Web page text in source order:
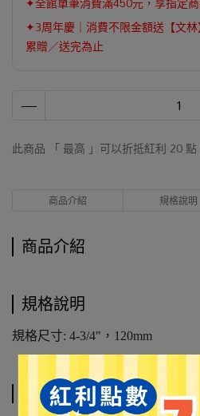
✦3周年慶｜消費不限金額送【文
累贈／送完為止
此商品 「 最高 」可以折抵紅利 20
商品介紹 規格說明
商品介紹
規格說明
規格尺寸: 4-3/4"，120mm
運送方式